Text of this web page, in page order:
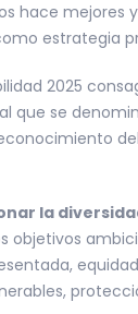
hace
estrategia
2025
que se
la
objetivos